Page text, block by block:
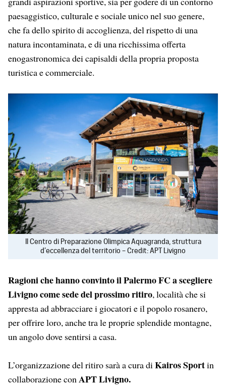
paesaggistico, culturale e sociale unico nel suo genere,
che fa dello spirito di accoglienza, del rispetto di una
natura incontaminata, e di una ricchissima offerta
enogastronomica dei capisaldi della propria proposta
turistica e commerciale.
Il Centro di Preparazione Olimpica Aquagranda, struttura
d’eccellenza del territorio – Credit: APT Livigno
Ragioni che hanno convinto il Palermo FC a scegliere
Livigno come sede del prossimo ritiro, località che si
appresta ad abbracciare i giocatori e il popolo rosanero,
per offrire loro, anche tra le proprie splendide montagne,
un angolo dove sentirsi a casa.
L’organizzazione del ritiro sarà a cura di Kairos Sportin
collaborazione con APT Livigno.